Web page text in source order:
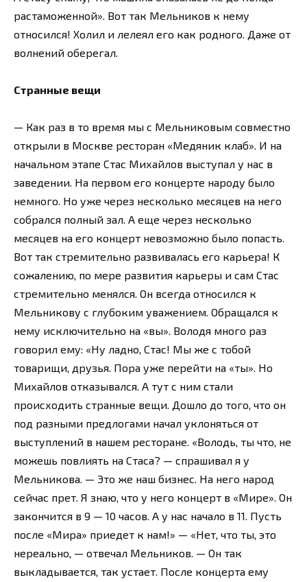
растаможенной». Вот так Мельников к нему
относился! Холил и лелеял его как родного. Даже от
волнений оберегал.
Странные вещи
— Как раз в то время мы с Мельниковым совместно
открыли в Москве ресторан «Медяник клаб». И на
начальном этапе Стас Михайлов выступал у нас в
заведении. На первом его концерте народу было
немного. Но уже через несколько месяцев на него
собрался полный зал. А еще через несколько
месяцев на его концерт невозможно было попасть.
Вот так стремительно развивалась его карьера! К
сожалению, по мере развития карьеры и сам Стас
стремительно менялся. Он всегда относился к
Мельникову с глубоким уважением. Обращался к
нему исключительно на «вы». Володя много раз
говорил ему: «Ну ладно, Стас! Мы же с тобой
товарищи, друзья. Пора уже перейти на «ты». Но
Михайлов отказывался. А тут с ним стали
происходить странные вещи. Дошло до того, что он
под разными предлогами начал уклоняться от
выступлений в нашем ресторане. «Володь, ты что, не
можешь повлиять на Стаса? — спрашивал я у
Мельникова. — Это же наш бизнес. На него народ
сейчас прет. Я знаю, что у него концерт в «Мире». Он
закончится в 9 — 10 часов. А у нас начало в 11. Пусть
после «Мира» приедет к нам!» — «Нет, что ты, это
нереально, — отвечал Мельников. — Он так
выкладывается, так устает. После концерта ему